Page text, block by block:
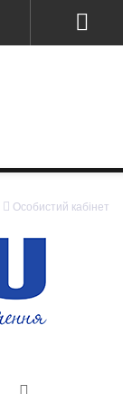
Особистий кабінет